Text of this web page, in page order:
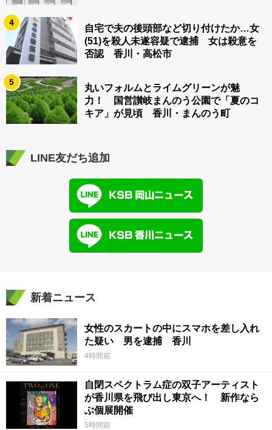
4
自宅で夫の後頭部など切り付けたか…女
(51)を殺人未遂容疑で逮捕 女は殺意を
否認 香川・高松市
5
丸いフォルムとライムグリーンが魅
力！ 国営讃岐まんのう公園で「夏のコ
キア」が見頃 香川・まんのう町
LINE友だち追加
新着ニュース
女性のスカートの中にスマホを差し入れ
た疑い 男を逮捕 香川
4時間前
自閉スペクトラム症の双子アーティスト
が香川県を飛び出し東京へ！ 新作なら
ぶ個展開催
5時間前